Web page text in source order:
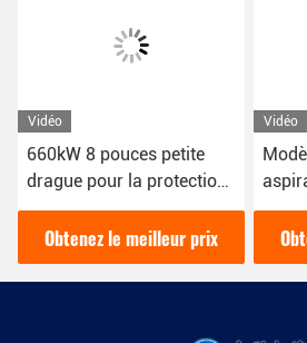
Vidéo
660kW 8 pouces petite
drague pour la protection
de l'environnement de
drague de rivière urbaine
Obtenez le meilleur prix
Vidéo
une